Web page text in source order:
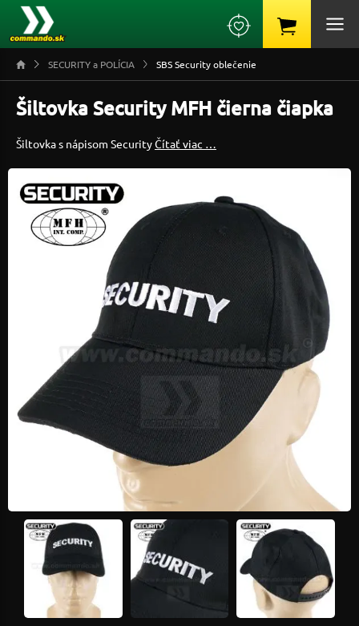
SECURITY a POLÍCIA SBS Security oblečenie
Šiltovka Security MFH čierna čiapka
Šiltovka s nápisom SecurityČítať viac …